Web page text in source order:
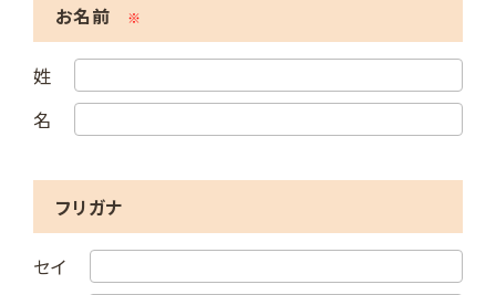
お名前 ※
姓
名
フリガナ
セイ